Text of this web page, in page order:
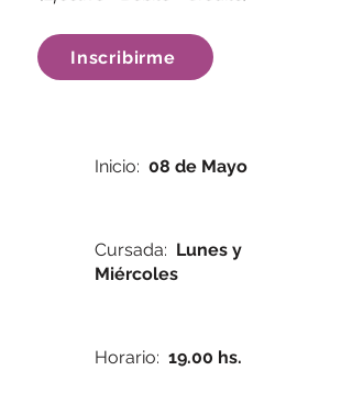
Inicio: 08 de Mayo
Cursada: Lunes y
Miércoles
Horario: 19.00 hs.
Inscribirme